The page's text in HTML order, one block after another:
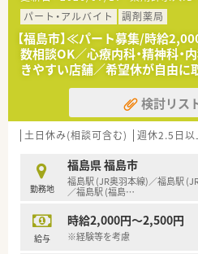
も学べます。エリアで在宅専門
して店舗負担も軽減しながら
■全体研修、中途社員研修、E
ており、その他福利厚生も充実
調剤薬局未経験の方も安心して
■幅広い経験を積みたい・一か
る方などにもおすすめのチェー
【長く働ける環境】
境を整えております。シフト
バランスを見て、無理のない
おります。
と高水準です。
また、育児休暇取得率は90％
パート・アルバイト
調剤薬局
【福島市】≪パート募集/時給
数相談OK／心療内科・精神科・
きやすい店舗／希望休が自由に
検討リス
土日休み(相談可含む) 週休2.5日以
勤務地
福島県 福島市
福島駅 (JR奥羽本線)／福島駅
／福島駅 (福島…
給与
時給2,000円～2,500円
※経験等を考慮